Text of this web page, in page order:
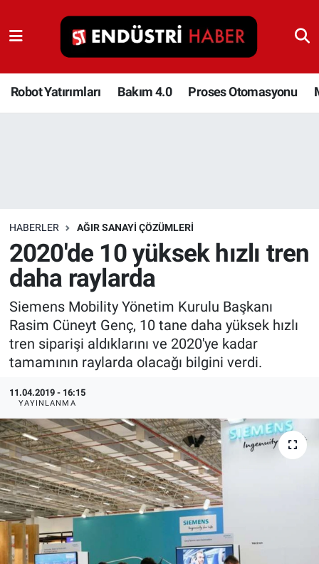
Robot Yatırımları Bakım 4.0 Proses Otomasyonu
HABERLER AĞIR SANAYI ÇÖZÜMLERI
2020'de 10 yüksek hızlı tren
daha raylarda
Siemens Mobility Yönetim Kurulu Başkanı
Rasim Cüneyt Genç, 10 tane daha yüksek hızlı
tren siparişi aldıklarını ve 2020'ye kadar
tamamının raylarda olacağı bilgini verdi.
11.04.2019 - 16:15
YAYINLANMA
Robot Yatırımları
Bakım 4.0
Depolama Çözümleri
İnşaat ve Malzeme
HaberOrtak
EndüstriST
Endüstri 4.0 Uygulamaları
Ağır Sanayi Çözümleri